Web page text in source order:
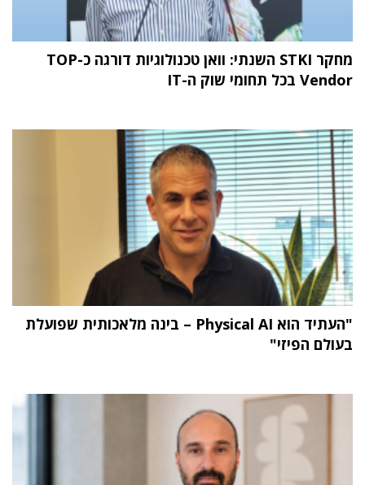
מחקר STKI השנתי: וואן טכנולוגיות דורגה כ-TOP
Vendor בכל תחומי שוק ה-IT
"העתיד הוא Physical AI – בינה מלאכותית שפועלת
בעולם הפיזי"